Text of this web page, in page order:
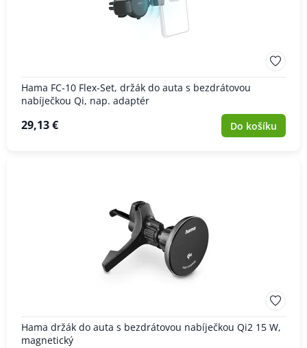
Hama FC-10 Flex-Set, držák do auta s bezdrátovou
nabíječkou Qi, nap. adaptér
29,13 € Do košíku
Hama držák do auta s bezdrátovou nabíječkou Qi2 15 W,
magnetický